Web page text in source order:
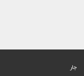
جار